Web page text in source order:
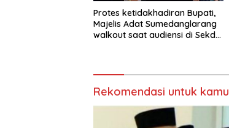
Protes ketidakhadiran Bupati,
Majelis Adat Sumedanglarang
walkout saat audiensi di Sekda
Rekomendasi untuk kamu